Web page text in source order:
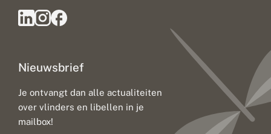
Nieuwsbrief
Je ontvangt dan alle actualiteiten
over vlinders en libellen in je
mailbox!